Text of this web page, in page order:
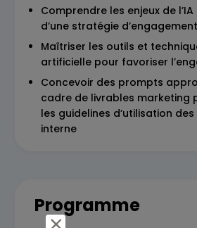
Comprendre les enjeux de
d’une stratégie
Maîtriser les outils et
artificielle pour favoriser
Concevoir des prompts
cadre de livrables marketing
les guidelines d’utilisation
interne
Programme